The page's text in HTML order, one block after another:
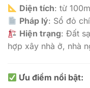
Diện tích: từ
Pháp lý: Sổ đỏ
Hiện trạng: Đất
hợp xây nhà ở, nhà
Ưu điểm nổi bật: